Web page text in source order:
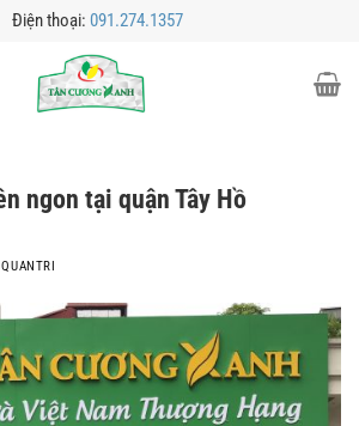
Điện thoại: 091.274.1357
ngon tại quận Tây Hồ
QUANTRI